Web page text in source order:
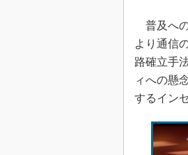
普及へ
より通信
路確立手
ィへの懸
するイン